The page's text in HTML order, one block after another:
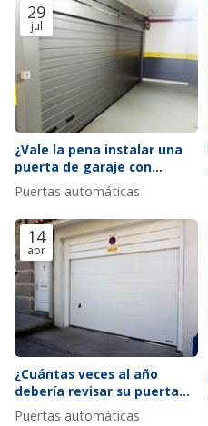
29
jul
¿Vale la pena instalar una
puerta de garaje con
ventana?
Puertas automáticas
14
abr
¿Cuántas veces al año
debería revisar su puerta
automática según el uso?
Puertas automáticas